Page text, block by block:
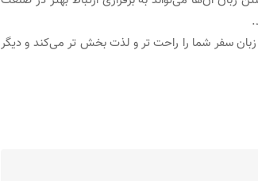
زبان سفر شما را راحت تر و لذت بخش تر می‌کند و دیگر